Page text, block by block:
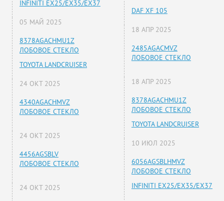
INFINITI EX25/EX35/EX37
05 МАЙ 2025
8378AGACHMU1Z
ЛОБОВОЕ СТЕКЛО
TOYOTA LANDCRUISER
24 ОКТ 2025
4340AGACHMVZ
ЛОБОВОЕ СТЕКЛО
24 ОКТ 2025
4456AGSBLV
ЛОБОВОЕ СТЕКЛО
24 ОКТ 2025
DAF XF 105
18 АПР 2025
2485AGACMVZ
ЛОБОВОЕ СТЕКЛО
18 АПР 2025
8378AGACHMU1Z
ЛОБОВОЕ СТЕКЛО
TOYOTA LANDCRUISER
10 ИЮЛ 2025
6056AGSBLHMVZ
ЛОБОВОЕ СТЕКЛО
INFINITI EX25/EX35/EX37